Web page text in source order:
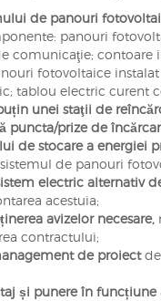
de panouri
panouri
comunicaţie; contoare
fotovoltaice
tablou electric curent
unei staţii de
puncta/prize de
de stocare a energiei
de panouri
electric alternativ
acestuia;
avizelor necesare,
contractului;
de proiectde
și punere în funcțiune